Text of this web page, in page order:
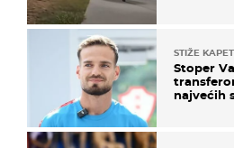
STIŽE
Stoper
najvećih